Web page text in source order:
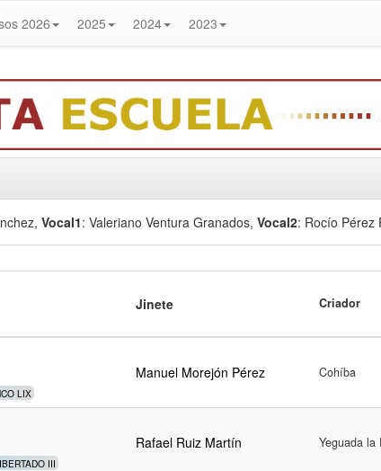
2026 2025 2024 2023
, Vocal1: Valeriano Ventura Granados, Vocal2: Rocío Pérez
Jinete Criador
LIX
Manuel Morejón Pérez Cohíba
III
Rafael Ruiz Martín Yeguada la